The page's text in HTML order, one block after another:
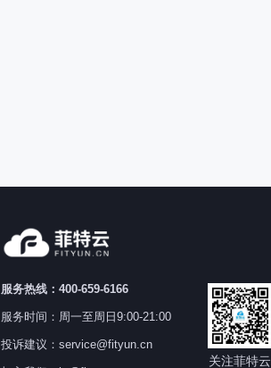
服务热线：400-659-6166
服务时间：周一至周日9:00-21:00
投诉建议：service@fityun.cn
关注菲特云